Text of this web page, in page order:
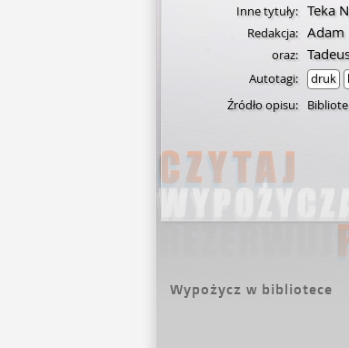
Inne tytuły: Teka
Redakcja: Adam
oraz:
Autotagi: druk
Źródło opisu:
Wypożycz w bibliotece